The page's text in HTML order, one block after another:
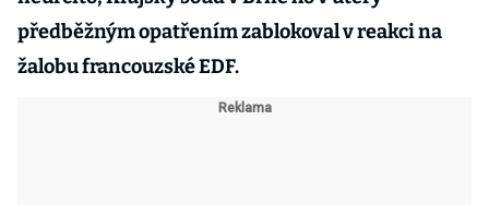
předběžným opatřením zablokoval v reakci na
žalobu francouzské EDF.